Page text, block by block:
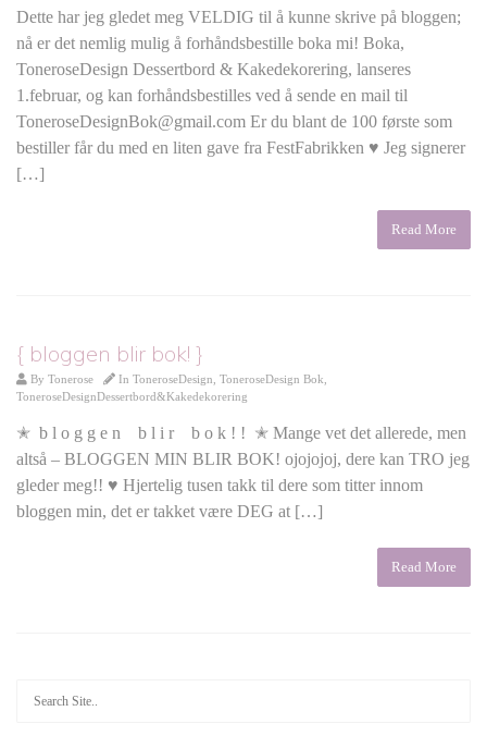
Dette har jeg gledet meg VELDIG til å kunne skrive på bloggen;
nå er det nemlig mulig å forhåndsbestille boka mi! Boka,
ToneroseDesign Dessertbord & Kakedekorering, lanseres
1.februar, og kan forhåndsbestilles ved å sende en mail til
ToneroseDesignBok@gmail.com Er du blant de 100 første som
bestiller får du med en liten gave fra FestFabrikken ♥ Jeg signerer
[…]
Read More
{ bloggen blir bok! }
By Tonerose In ToneroseDesign ToneroseDesign Bok
ToneroseDesignDessertbord&Kakedekorering
✭ b l o g g e n b l i r b o k ! ! ✭ Mange vet det allerede, men
altså – BLOGGEN MIN BLIR BOK! ojojojoj, dere kan TRO jeg
gleder meg!! ♥ Hjertelig tusen takk til dere som titter innom
bloggen min, det er takket være DEG at […]
Read More